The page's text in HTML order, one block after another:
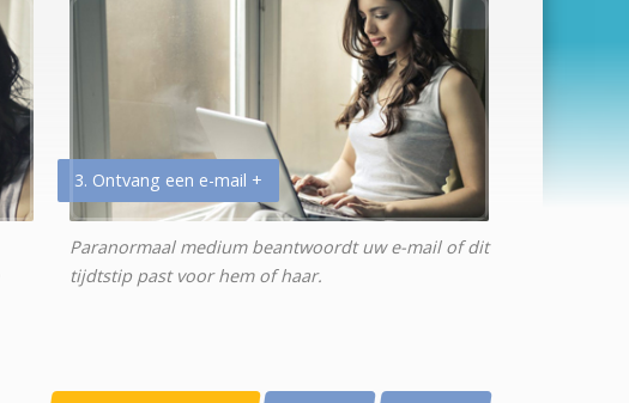
3. Ontvang een e-mail +
Paranormaal medium beantwoordt uw e-mail of dit
tijdtstip past voor hem of haar.